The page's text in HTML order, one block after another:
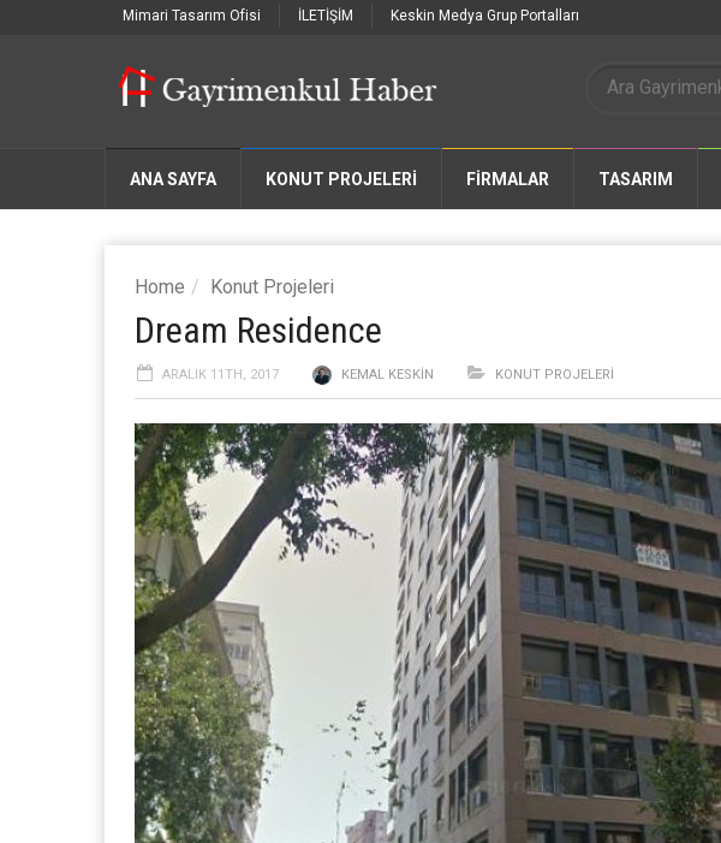
Mimari Tasarım Ofisi İLETİŞİM Keskin Medya Grup Portalları
ANA SAYFA KONUT PROJELERİ FIRMALAR TASARIM
Home Konut Projeleri
Dream Residence
ARALIK 11TH, 2017 KEMAL KESKIN KONUT PROJELERI